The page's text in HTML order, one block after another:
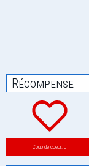
Récompense
Coup de coeur: 0